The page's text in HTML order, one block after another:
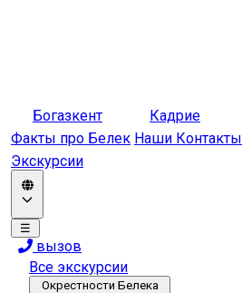
Богазкент Кадрие
Факты про Белек Наши Контакты
Экскурсии
☰
вызов
Все экскурсии
Окрестности Белека